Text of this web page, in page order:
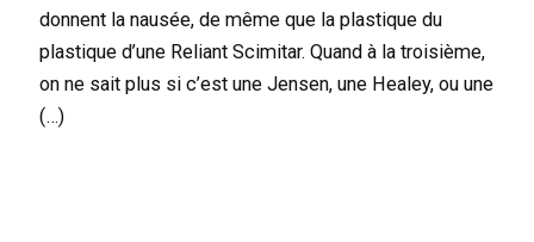
donnent la nausée, de même que la plastique du
plastique d’une Reliant Scimitar. Quand à la troisième,
on ne sait plus si c’est une Jensen, une Healey, ou une
(…)